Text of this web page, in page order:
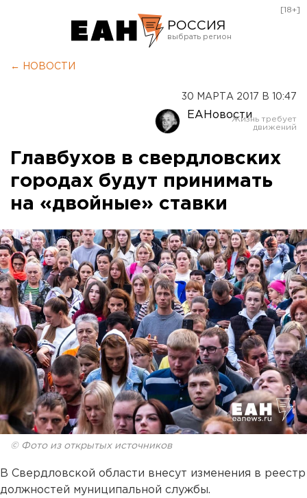
РОССИЯ
Оренбург
[18+]
← НОВОСТИ
30 МАРТА 2017 В 10:47
ЕАНовости
Главбухов в свердловских
городах будут принимать
на «двойные» ставки
© Фото из открытых источников
В Свердловской области внесут изменения в реестр
должностей муниципальной службы.